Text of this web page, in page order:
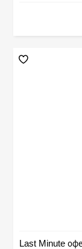
Last Minute